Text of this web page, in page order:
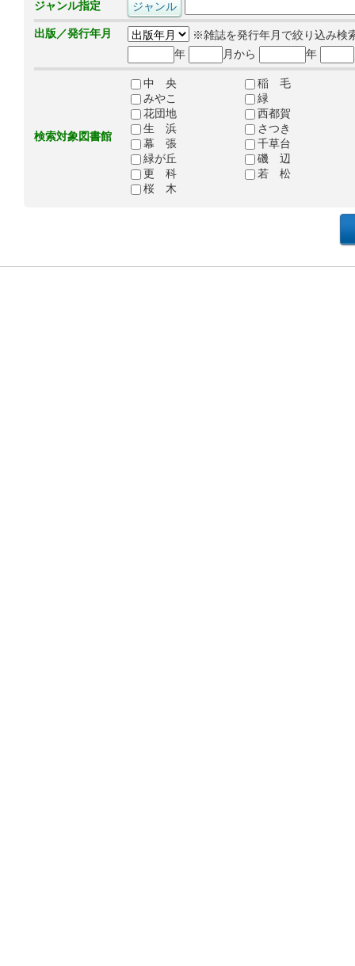
ジャンル指定
出版／発行年月
※雑誌を発行年月で絞り込み検
年
月から 年
検索対象図書館
中 央
稲 毛
みやこ
緑
花団地
西都賀
生 浜
さつき
幕 張
千草台
緑が丘
磯 辺
更 科
若 松
桜 木